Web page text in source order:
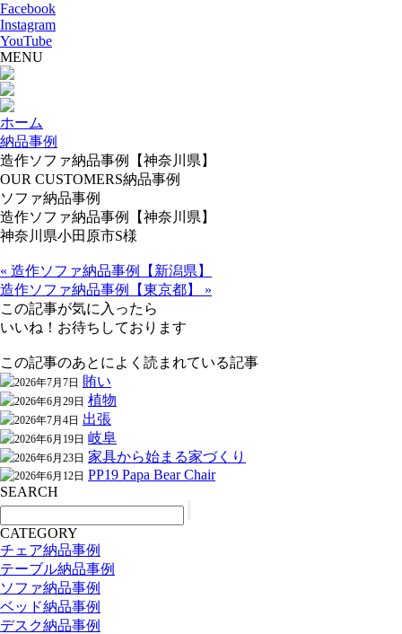
Facebook
Instagram
YouTube
MENU
ホーム
納品事例
造作ソファ納品事例【神奈川県】
OUR CUSTOMERS納品事例
ソファ納品事例
造作ソファ納品事例【神奈川県】
神奈川県小田原市S様
« 造作ソファ納品事例【新潟県】
造作ソファ納品事例【東京都】 »
この記事が気に入ったら
いいね！お待ちしております
この記事のあとによく読まれている記事
2026年7月7日 賄い
2026年6月29日 植物
2026年7月4日 出張
2026年6月19日 岐阜
2026年6月23日 家具から始まる家づくり
2026年6月12日 PP19 Papa Bear Chair
SEARCH
CATEGORY
チェア納品事例
テーブル納品事例
ソファ納品事例
ベッド納品事例
デスク納品事例